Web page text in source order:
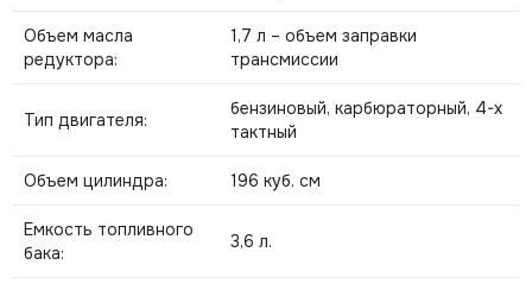
Объем масла
редуктора:
1,7 л – объем заправки
трансмиссии
Тип двигателя:
бензиновый, карбюраторный, 4-х
тактный
Объем цилиндра: 196 куб. см
Емкость топливного
бака:
3,6 л.